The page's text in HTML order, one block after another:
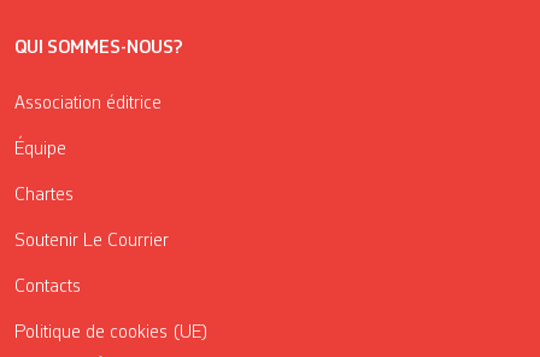
QUI SOMMES-NOUS?
Association éditrice
Équipe
Chartes
Soutenir Le Courrier
Contacts
Politique de cookies (UE)